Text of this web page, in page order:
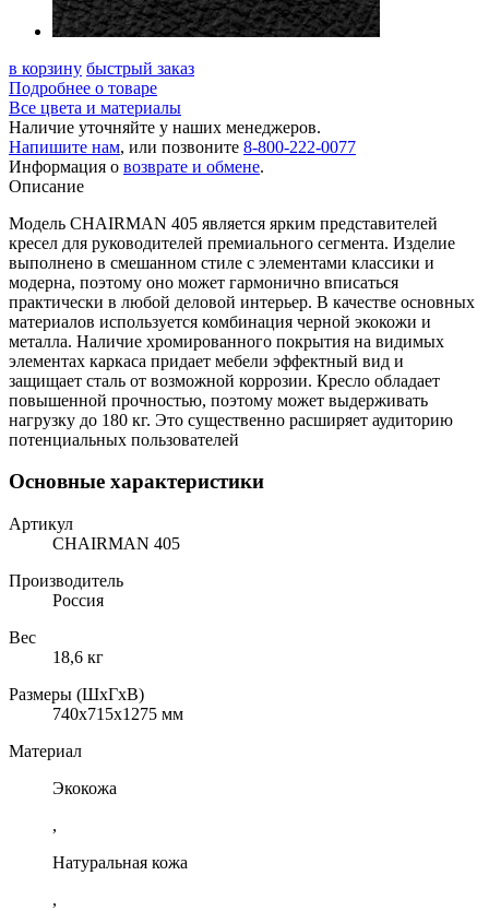
в корзину быстрый заказ
Подробнее о товаре
Все цвета и материалы
Наличие уточняйте у наших менеджеров.
Напишите нам, или позвоните 8-800-222-0077
Информация о возврате и обмене.
Описание
Модель CHAIRMAN 405 является ярким представителей
кресел для руководителей премиального сегмента. Изделие
выполнено в смешанном стиле с элементами классики и
модерна, поэтому оно может гармонично вписаться
практически в любой деловой интерьер. В качестве основных
материалов используется комбинация черной экокожи и
металла. Наличие хромированного покрытия на видимых
элементах каркаса придает мебели эффектный вид и
защищает сталь от возможной коррозии. Кресло обладает
повышенной прочностью, поэтому может выдерживать
нагрузку до 180 кг. Это существенно расширяет аудиторию
потенциальных пользователей
Основные характеристики
Артикул
CHAIRMAN 405
Производитель
Россия
Вес
18,6 кг
Размеры (ШхГхВ)
740x715x1275 мм
Материал
Экокожа
,
Натуральная кожа
,